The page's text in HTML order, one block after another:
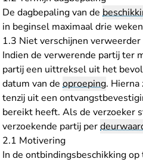
De dagbepaling van de
in beginsel maximaal drie
1.3 Niet verschijnen verweerder
Indien de verwerende partij ter
partij een uittreksel uit het
datum van de oproeping.
tenzij uit een
bereikt heeft. Als de verzoeker
verzoekende partij per
2.1 Motivering
In de ontbindingsbeschikking